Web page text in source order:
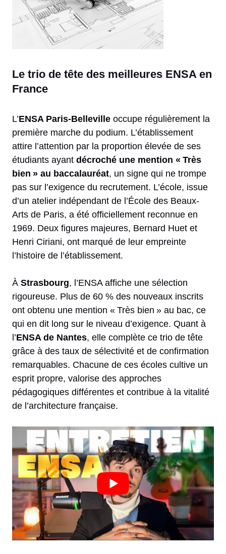
Le trio de tête des meilleures ENSA en
France
L’ENSA Paris-Belleville occupe régulièrement la
première marche du podium. L’établissement
attire l’attention par la proportion élevée de ses
étudiants ayant décroché une mention « Très
bien » au baccalauréat, un signe qui ne trompe
pas sur l’exigence du recrutement. L’école, issue
d’un atelier indépendant de l’École des Beaux-
Arts de Paris, a été officiellement reconnue en
1969. Deux figures majeures, Bernard Huet et
Henri Ciriani, ont marqué de leur empreinte
l’histoire de l’établissement.
À Strasbourg, l’ENSA affiche une sélection
rigoureuse. Plus de 60 % des nouveaux inscrits
ont obtenu une mention « Très bien » au bac, ce
qui en dit long sur le niveau d’exigence. Quant à
l’ENSA de Nantes, elle complète ce trio de tête
grâce à des taux de sélectivité et de confirmation
remarquables. Chacune de ces écoles cultive un
esprit propre, valorise des approches
pédagogiques différentes et contribue à la vitalité
de l’architecture française.